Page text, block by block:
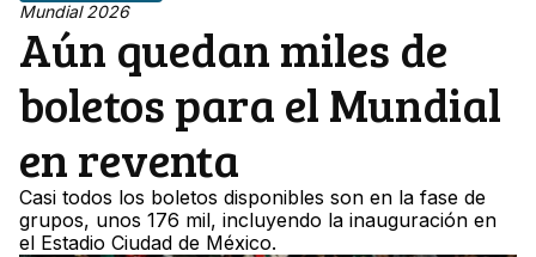
Mundial 2026
Aún quedan miles de
boletos para el Mundial
en reventa
Casi todos los boletos disponibles son en la fase de
grupos, unos 176 mil, incluyendo la inauguración en
el Estadio Ciudad de México.